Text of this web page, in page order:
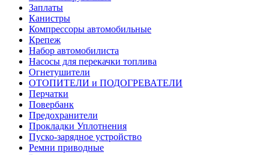
Заплаты
Канистры
Компрессоры автомобильные
Крепеж
Набор автомобилиста
Насосы для перекачки топлива
Огнетушители
ОТОПИТЕЛИ и ПОДОГРЕВАТЕЛИ
Перчатки
Повербанк
Предохранители
Прокладки Уплотнения
Пуско-зарядное устройство
Ремни приводные